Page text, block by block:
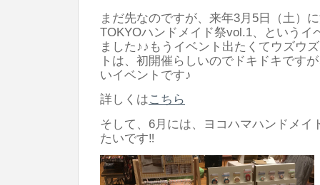
は
まだ先なのですが、来年3月5日（土）
TOKYOハンドメイド祭vol.1、というイ
ました♪♪もうイベント出たくてウズウ
トは、初開催らしいのでドキドキです
いイベントです♪
詳しくはこちら
そして、6月には、ヨコハマハンドメイ
たいです‼︎